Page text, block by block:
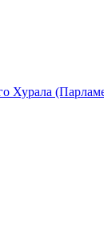
Хурала